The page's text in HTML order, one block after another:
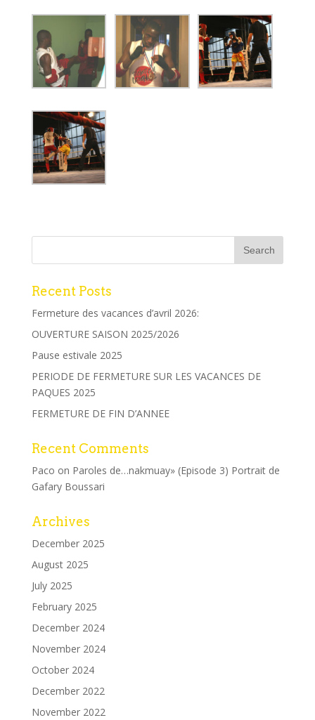
Recent Posts
Fermeture des vacances d’avril 2026:
OUVERTURE SAISON 2025/2026
Pause estivale 2025
PERIODE DE FERMETURE SUR LES VACANCES DE
PAQUES 2025
FERMETURE DE FIN D’ANNEE
Recent Comments
Paco on Paroles de…nakmuay» (Episode 3) Portrait de
Gafary Boussari
Archives
December 2025
August 2025
July 2025
February 2025
December 2024
November 2024
October 2024
December 2022
November 2022